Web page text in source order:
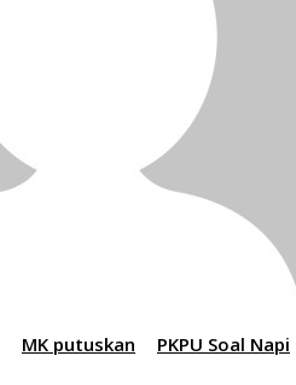
MK putuskan PKPU Soal Napi